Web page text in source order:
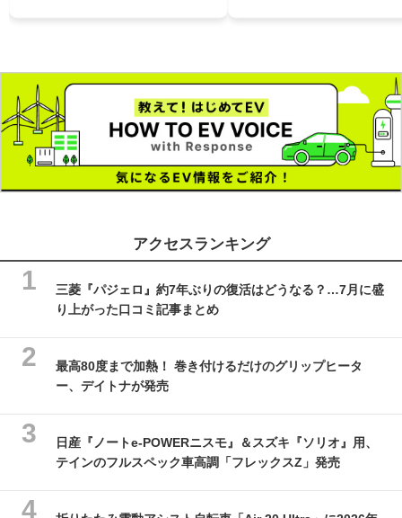
アクセスランキング
三菱『パジェロ』約7年ぶりの復活はどうなる？…7月に盛
り上がった口コミ記事まとめ
最高80度まで加熱！ 巻き付けるだけのグリップヒータ
ー、デイトナが発売
日産『ノートe-POWERニスモ』＆スズキ『ソリオ』用、
テインのフルスペック車高調「フレックスZ」発売